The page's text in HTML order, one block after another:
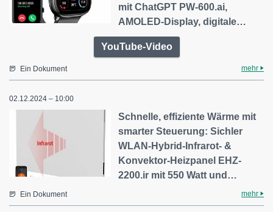
mit ChatGPT PW-600.ai,
AMOLED-Display, digitale…
YouTube-Video
Ein Dokument mehr
02.12.2024 – 10:00
Schnelle, effiziente Wärme mit
smarter Steuerung: Sichler
WLAN-Hybrid-Infrarot- &
Konvektor-Heizpanel EHZ-
2200.ir mit 550 Watt und…
Ein Dokument mehr